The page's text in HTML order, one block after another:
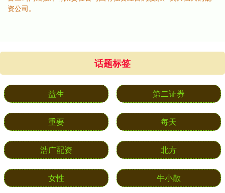
资公司。
话题标签
益生 第二证券
重要 每天
浩广配资 北方
女性 牛小散